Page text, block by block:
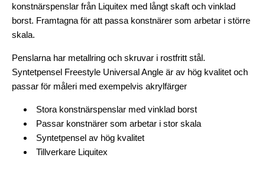
konstnärspenslar från Liquitex med långt skaft och vinklad
borst. Framtagna för att passa konstnärer som arbetar i större
skala.
Penslarna har metallring och skruvar i rostfritt stål.
Syntetpensel Freestyle Universal Angle är av hög kvalitet och
passar för måleri med exempelvis akrylfärger
Stora konstnärspenslar med vinklad borst
Passar konstnärer som arbetar i stor skala
Syntetpensel av hög kvalitet
Tillverkare Liquitex